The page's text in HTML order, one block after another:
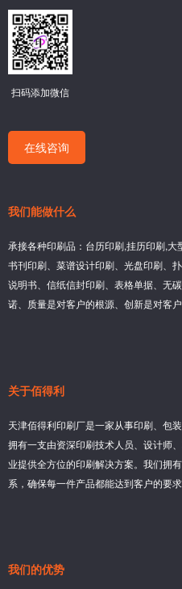
扫码添加微信
在线咨询
我们能做什么
承接各种印刷品：台历印刷,挂历印刷,
书刊印刷、菜谱设计印刷、光盘印刷、
说明书、信纸信封印刷、表格单据、无
诺、质量是对客户的根源、创新是对客户
关于佰得利
天津佰得利印刷厂是一家从事印刷、包
拥有一支由资深印刷技术人员、设计师
业提供全方位的印刷解决方案。我们拥
系，确保每一件产品都能达到客户的要求
我们的优势